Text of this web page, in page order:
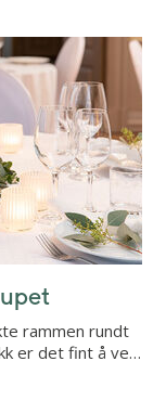
rammen rundt
er det fint å ve…